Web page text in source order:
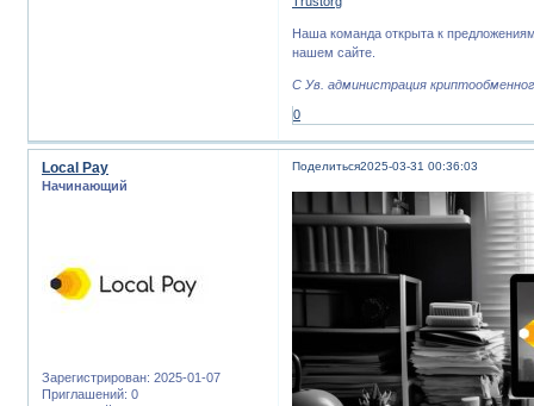
Наша команда открыта к
нашем сайте.
С Ув. администрация
0
Поделиться2025-03-31 00:36:03
Local Pay
Начинающий
Зарегистрирован: 2025-01-07
Приглашений: 0